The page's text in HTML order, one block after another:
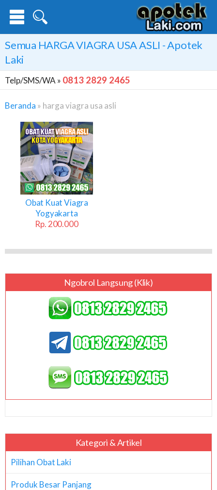
Semua HARGA VIAGRA USA ASLI - Apotek
Laki
Telp/SMS/WA » 0813 2829 2465
Beranda » harga viagra usa asli
Harga
Viagra
Usa
Asli
Obat Kuat Viagra
Yogyakarta
Rp. 200.000
Ngobrol Langsung (klik)
Kategori & Artikel
Pilihan Obat Laki
Produk Besar Panjang